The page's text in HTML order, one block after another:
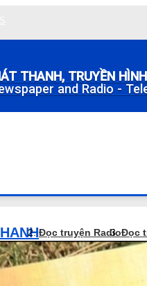
THANH, TRUYỀN
and Radio -
Đọc truyện RadioĐọc